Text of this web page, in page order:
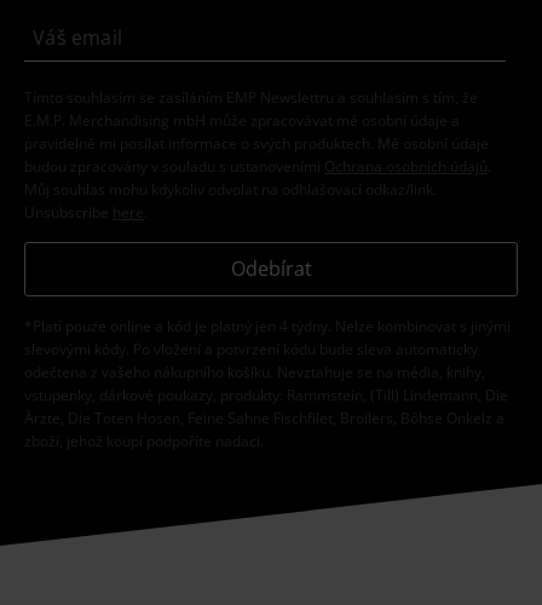
Tímto souhlasím se zasíláním EMP Newslettru a souhlasím s tím, že
E.M.P. Merchandising mbH může zpracovávat mé osobní údaje a
pravidelně mi posílat informace o svých produktech. Mé osobní údaje
budou zpracovány v souladu s ustanoveními
Ochrana osobních údajů
Můj souhlas mohu kdykoliv odvolat na odhlašovací odkaz/link.
Unsubscribe here
Odebírat
*Platí pouze online a kód je platný jen 4 týdny. Nelze kombinovat s jinými
slevovými kódy. Po vložení a potvrzení kódu bude sleva automaticky
odečtena z vašeho nákupního košíku. Nevztahuje se na média, knihy,
vstupenky, dárkové poukazy, produkty: Rammstein, (Till) Lindemann, Die
Ärzte, Die Toten Hosen, Feine Sahne Fischfilet, Broilers, Böhse Onkelz a
zboží, jehož koupí podpoříte nadaci.